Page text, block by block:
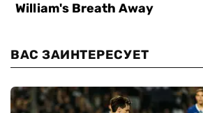
ВАС ЗАИНТЕРЕСУЕТ